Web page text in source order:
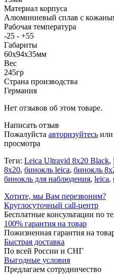
Материал корпуса
Алюминиевый сплав с
Рабочая температура
-25 - +55
Габариты
60x94x35мм
Вес
245гр
Страна производства
Германия
Нет отзывов об этом товаре.
Написать отзыв
Пожалуйста авторизуйтесь или
просмотра
Теги: Leica Ultravid 8x20 Black,
8x20, бинокль leica, бинокль
бинокль для наблюдения, leica,
Хотите, мы Вам перезвоним?
Круглосуточный call-центр
Бесплатные консультации по
100% гарантия на товар
Пожизненная гарантия на
Быстрая доставка
По всей России и СНГ
Выгодные условия
Предлагаем сотрудничество